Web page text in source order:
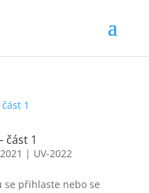
část 1
| UV-2022
se přihlaste nebo se